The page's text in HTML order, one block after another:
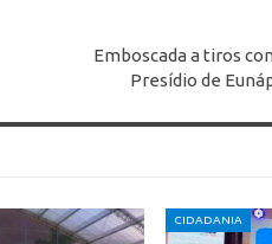
Emboscada a tiros
Presídio de
CIDADANIA